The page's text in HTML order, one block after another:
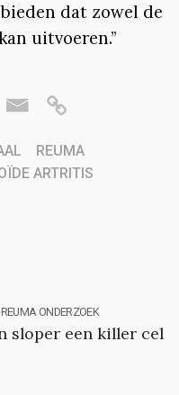
dat zowel de
uitvoeren.”
REUMA
ARTRITIS
REUMA ONDERZOEK
sloper een killer cel